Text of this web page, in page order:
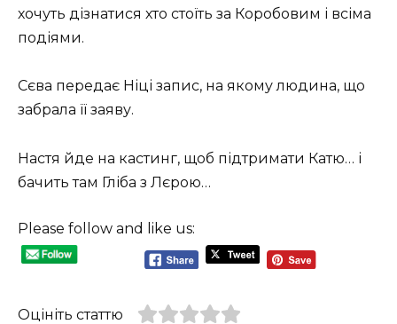
хочуть дізнатися хто стоїть за Коробовим і всіма
подіями.
Сєва передає Ніці запис, на якому людина, що
забрала її заяву.
Настя йде на кастинг, щоб підтримати Катю… і
бачить там Гліба з Лєрою…
Please follow and like us:
Оцініть статтю